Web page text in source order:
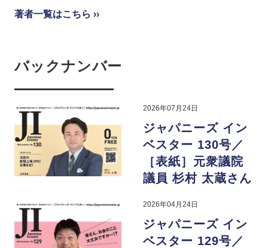
著者一覧はこちら ››
バックナンバー
2026年07月24日
ジャパニーズ イン
ベスター 130号／
［表紙］元衆議院
議員 杉村 太蔵さん
2026年04月24日
ジャパニーズ イン
ベスター 129号／